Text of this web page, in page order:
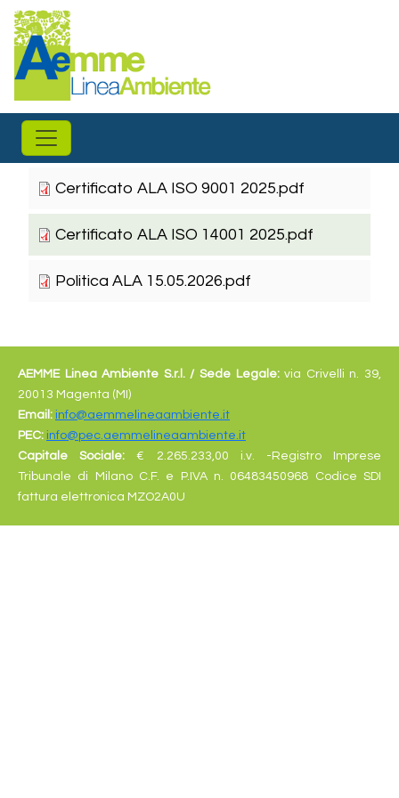
Salta al contenuto principale
Certificato ALA ISO 9001 2025.pdf
Certificato ALA ISO 14001 2025.pdf
Politica ALA 15.05.2026.pdf
AEMME Linea Ambiente S.r.l. / Sede Legale:via Crivelli n. 39,
20013 Magenta (MI)
Email: info@aemmelineaambiente.it
PEC: info@pec.aemmelineaambiente.it
Capitale Sociale: €
2.265.233,00 i.v. -Registro Imprese
Tribunale di Milano C.F. e P.IVA n. 06483450968 Codice SDI
fattura elettronica MZO2A0U